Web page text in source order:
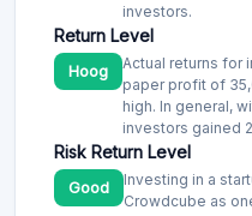
investors.
Return Level
Hoog
Actual returns for
paper profit of
high. In general,
investors gained
Risk Return Level
Good
Investing in a
Crowdcube as